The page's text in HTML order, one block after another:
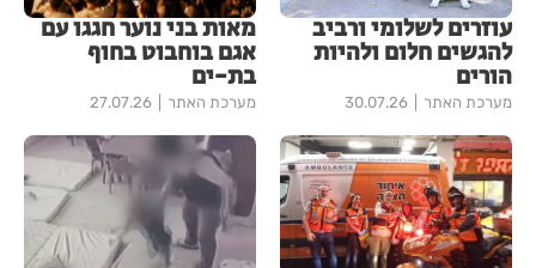
עוזרים לשלומי ורביב
להגשים חלום ולהיות
הורים
מערכת האתר 30.07.26
מאות בני נוער חגגו עם
אגם בוחבוט בחוף
בת-ים
מערכת האתר 27.07.26